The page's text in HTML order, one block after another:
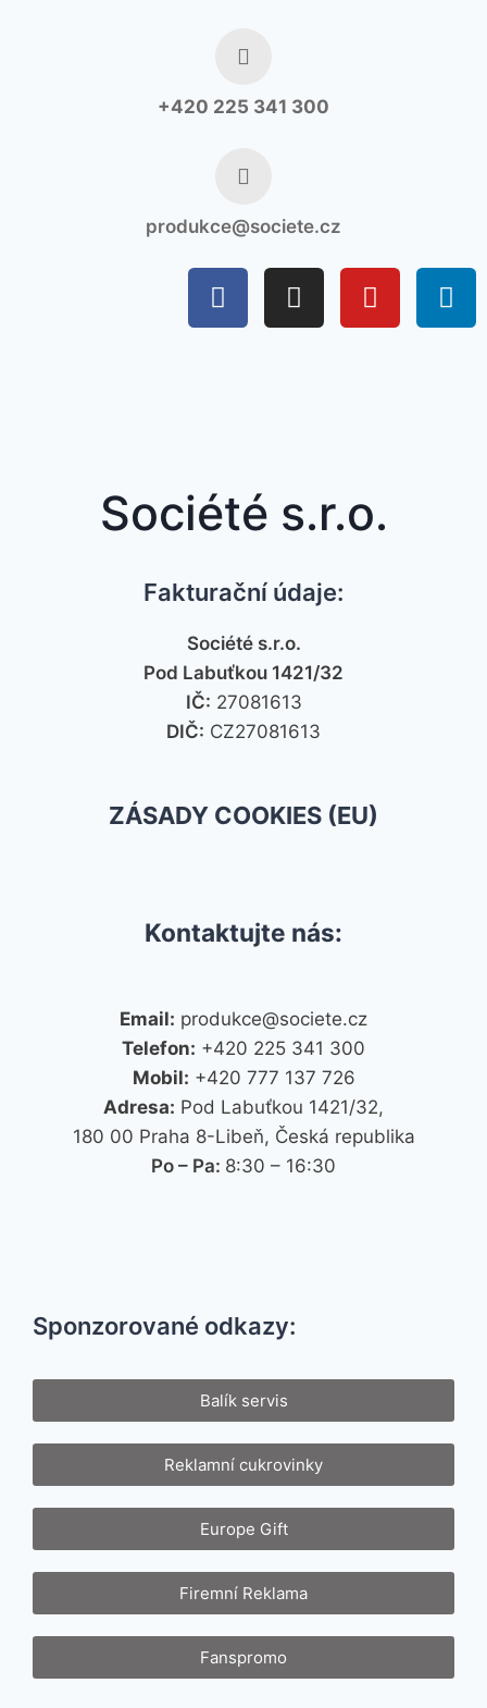
+420 225 341 300
produkce@societe.cz
Société s.r.o.
Fakturační údaje:
Société s.r.o.
Pod Labuťkou 1421/32
IČ: 27081613
DIČ: CZ27081613
ZÁSADY COOKIES (EU)
Kontaktujte nás:
Email: produkce@societe.cz
Telefon: +420 225 341 300
Mobil: +420 777 137 726
Adresa: Pod Labuťkou 1421/32,
180 00 Praha 8-Libeň, Česká republika
Po – Pa: 8:30 – 16:30
Sponzorované odkazy:
Balík servis
Reklamní cukrovinky
Europe Gift
Firemní Reklama
Fanspromo